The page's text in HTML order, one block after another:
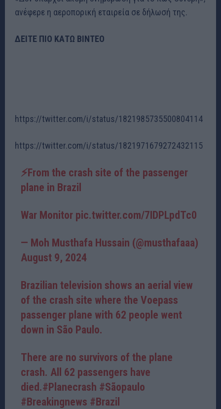
ανέφερε η αεροπορική εταιρεία σε δήλωσή της.
ΔΕΙΤΕ ΠΙΟ ΚΑΤΩ ΒΙΝΤΕΟ
https://twitter.com/i/status/1821985735500804114
https://twitter.com/i/status/1821971679272432115
⚡️From the crash site of the passenger
plane in Brazil
War Monitor pic.twitter.com/7IDPLpdTc0
— Moh Musthafa Hussain (@musthafaaa)
August 9, 2024
Brazilian television shows an aerial view
of the crash site where the Voepass
passenger plane with 62 people went
down in São Paulo.
There are no survivors of the plane
crash. All 62 passengers have
died.#Planecrash #Sãopaulo
#Breakingnews #Brazil